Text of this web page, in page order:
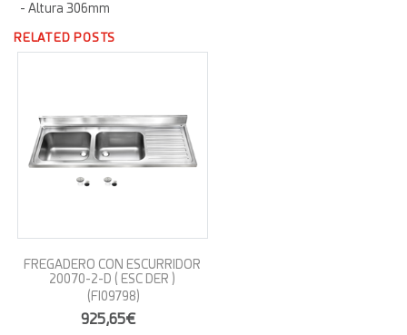
- Altura 306mm
RELATED POSTS
FREGADERO CON ESCURRIDOR
20070-2-D ( ESC DER )
(FI09798)
925,65€